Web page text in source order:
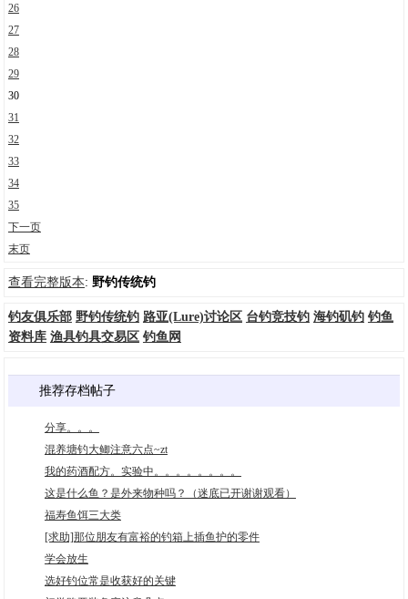
26
27
28
29
30
31
32
33
34
35
下一页
末页
查看完整版本: 野钓传统钓
钓友俱乐部 野钓传统钓 路亚(Lure)讨论区 台钓竞技钓 海钓矶钓 钓鱼
资料库 渔具钓具交易区 钓鱼网
推荐存档帖子
分享。。。
混养塘钓大鲫注意六点~zt
我的药酒配方。实验中。。。。。。。。
这是什么鱼？是外来物种吗？（迷底已开谢谢观看）
福寿鱼饵三大类
[求助]那位朋友有富裕的钓箱上插鱼护的零件
学会放生
选好钓位常是收获好的关键